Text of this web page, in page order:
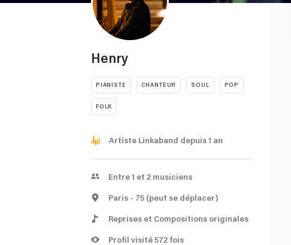
Henry
PIANISTE CHANTEUR SOUL POP
FOLK
Artiste Linkaband depuis 1 an
Entre 1 et 2 musiciens
Paris - 75 (peut se déplacer)
Reprises et Compositions originales
Profil visité 572 fois